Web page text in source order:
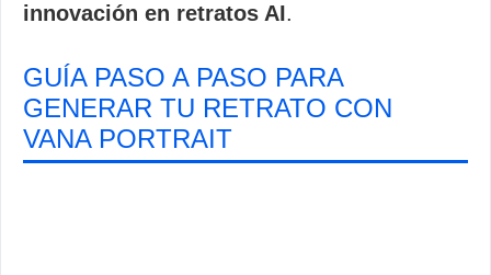
innovación en retratos AI.
GUÍA PASO A PASO PARA
GENERAR TU RETRATO CON
VANA PORTRAIT